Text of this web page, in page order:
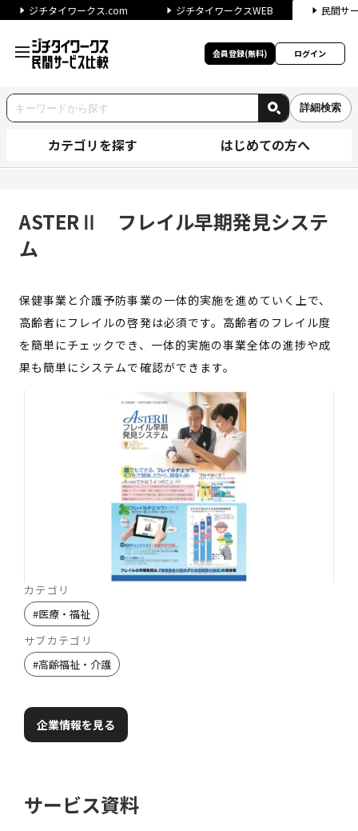
ジチタイワークス.com ジチタイワークスWEB 民間サ
会員登録(無料) ログイン
詳細検索
カテゴリを探す はじめての方へ
ASTERⅡ フレイル早期発見システ
ム
保健事業と介護予防事業の一体的実施を進めていく上で、
高齢者にフレイルの啓発は必須です。高齢者のフレイル度
を簡単にチェックでき、一体的実施の事業全体の進捗や成
果も簡単にシステムで確認ができます。
カテゴリ
#医療・福祉
サブカテゴリ
#高齢福祉・介護
企業情報を見る
サービス資料